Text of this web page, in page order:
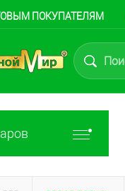
ПОКУПАТЕЛЯМ